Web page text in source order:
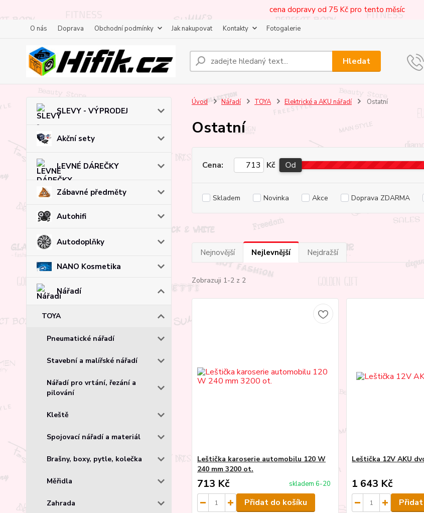
cena dopravy od 75 Kč pro tento měsíc
O nás Doprava Obchodní podmínky Jak nakupovat Kontakty Fotogalerie
Hledat
SLEVY - VÝPRODEJ
Akční sety
LEVNÉ DÁREČKY
Zábavné předměty
Autohifi
Autodoplňky
NANO Kosmetika
Nářadí
TOYA
Pneumatické nářadí
Stavební a malířské nářadí
Nářadí pro vrtání, řezání a
pilování
Kleště
Spojovací nářadí a materiál
Brašny, boxy, pytle, kolečka
Měřidla
Zahrada
Úvod Nářadí TOYA Elektrické a AKU nářadí Ostatní
Ostatní
Cena: Kč Od
Skladem Novinka Akce Doprava ZDARMA
Nejnovější Nejlevnější Nejdražší
Zobrazuji 1-2 z 2
Leštička karoserie automobilu 120 W
240 mm 3200 ot.
713 Kč skladem 6-20
Přidat do košíku
Leštička 12V AKU
1 643 Kč